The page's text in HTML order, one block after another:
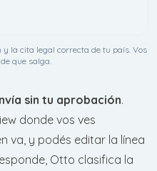
la cita legal correcta de tu país. Vos
que salga.
sin tu aprobación.
donde vos ves
va, y podés editar la línea
Otto clasifica la